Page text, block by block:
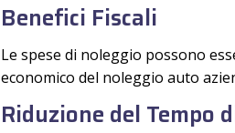
Benefici Fiscali
Le spese di noleggio possono
economico del noleggio auto
Riduzione del Tempo